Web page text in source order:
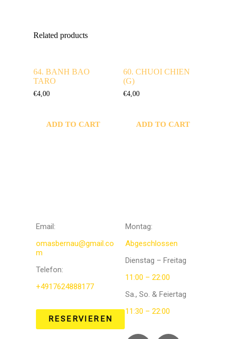
Related products
64. BANH BAO
TARO
€4,00
ADD TO CART
60. CHUOI CHIEN
(G)
€4,00
ADD TO CART
Email:
omasbernau@gmail.co
m
Telefon:
+4917624888177
RESERVIEREN
Montag:
Abgeschlossen
Dienstag – Freitag
11:00 – 22:00
Sa., So. & Feiertag
11:30 – 22:00